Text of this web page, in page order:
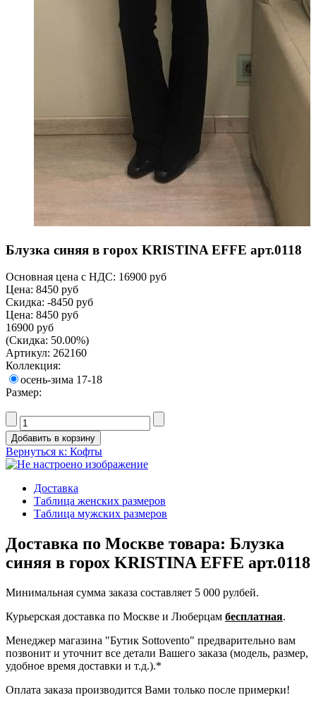
Блузка синяя в горох KRISTINA EFFE арт.0118
Основная цена с НДС: 16900 руб
Цена: 8450 руб
Скидка: -8450 руб
Цена: 8450 руб
16900 руб
(Скидка: 50.00%)
Артикул: 262160
Коллекция:
осень-зима 17-18
Размер:
Вернуться к: Кофты
Доставка
Таблица женских размеров
Таблица мужских размеров
Доставка по Москве товара: Блузка
синяя в горох KRISTINA EFFE арт.0118
Минимальная сумма заказа составляет 5 000 рулбей.
Курьерская доставка по Москве и Люберцам бесплатная.
Менеджер магазина "Бутик Sottovento" предварительно вам
позвонит и уточнит все детали Вашего заказа (модель, размер,
удобное время доставки и т.д.).*
Оплата заказа производится Вами только после примерки!